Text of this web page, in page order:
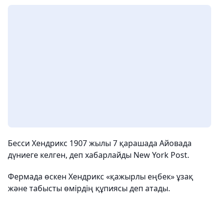
Бесси Хендрикс 1907 жылы 7 қарашада Айовада
дүниеге келген, деп хабарлайды New York Post.
Фермада өскен Хендрикс «қажырлы еңбек» ұзақ
және табысты өмірдің құпиясы деп атады.